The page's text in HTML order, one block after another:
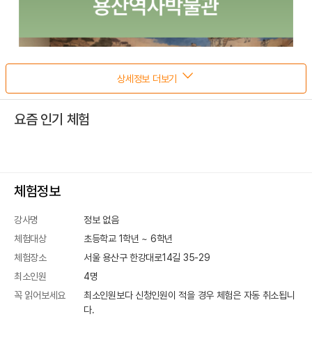
상세정보 더보기
요즘 인기 체험
체험정보
강사명
정보 없음
체험대상
초등학교 1학년 ~ 6학년
체험장소
서울 용산구 한강대로14길 35-29
최소인원
4명
꼭 읽어보세요
최소인원보다 신청인원이 적을 경우 체험은 자동 취소됩니
다.